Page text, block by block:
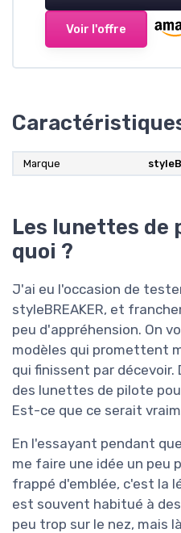
Voir l'offre
Marque
Les lunettes de
quoi ?
J'ai eu l'occasion de
styleBREAKER, et
peu d'appréhension. On
modèles qui promettent
qui finissent par
des lunettes de pilote
Est-ce que ce serait
En l'essayant pendant
me faire une idée un peu
frappé d'emblée, c'est la
est souvent habitué à
peu trop sur le nez, mais